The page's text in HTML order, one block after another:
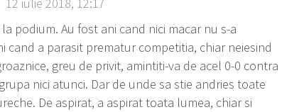
podium. Au fost ani cand nici macar nu s-a
cand a parasit prematur competitia, chiar neiesind
greu de privit, amintiti-va de acel 0-0 contra
nici atunci. Dar de unde sa stie andries toate
De aspirat, a aspirat toata lumea, chiar si